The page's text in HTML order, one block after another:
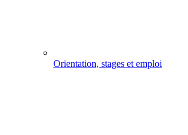
Orientation, stages et emploi